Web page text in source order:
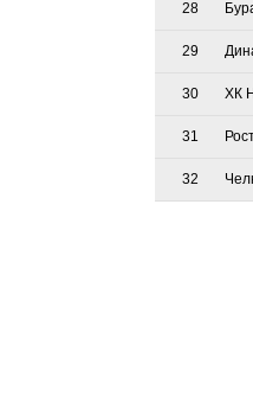
28
29
30 ХК
31
32